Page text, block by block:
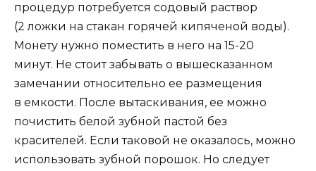
процедур потребуется содовый раствор
(2 ложки на стакан горячей кипяченой воды).
Монету нужно поместить в него на 15-20
минут. Не стоит забывать о вышесказанном
замечании относительно ее размещения
в емкости. После вытаскивания, ее можно
почистить белой зубной пастой без
красителей. Если таковой не оказалось, можно
использовать зубной порошок. Но следует